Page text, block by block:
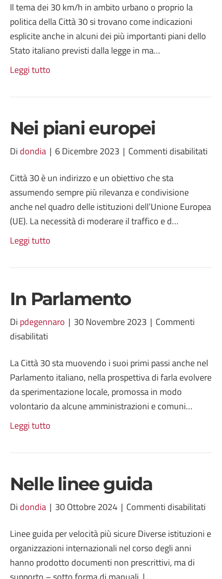
Il tema dei 30 km/h in ambito urbano o proprio la
politica della Città 30 si trovano come indicazioni
esplicite anche in alcuni dei più importanti piani dello
Stato italiano previsti dalla legge in ma…
Leggi tutto
Nei piani europei
Di dondia | 6 Dicembre 2023 | Commenti disabilitati
Città 30 è un indirizzo e un obiettivo che sta
assumendo sempre più rilevanza e condivisione
anche nel quadro delle istituzioni dell’Unione Europea
(UE). La necessità di moderare il traffico e d…
Leggi tutto
In Parlamento
Di pdegennaro | 30 Novembre 2023 | Commenti
disabilitati
Parlamento
La Città 30 sta muovendo i suoi primi passi anche nel
Parlamento italiano, nella prospettiva di farla evolvere
da sperimentazione locale, promossa in modo
volontario da alcune amministrazioni e comuni…
Leggi tutto
Nelle linee guida
Di dondia | 30 Ottobre 2024 | Commenti disabilitati
Linee guida per velocità più sicure Diverse istituzioni e
organizzazioni internazionali nel corso degli anni
hanno prodotto documenti non prescrittivi, ma di